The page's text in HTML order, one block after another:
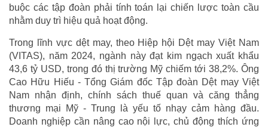
buộc các tập đoàn phải tính toán lại chiến lược toàn cầu
nhằm duy trì hiệu quả hoạt động.
Trong lĩnh vực dệt may, theo Hiệp hội Dệt may Việt Nam
(VITAS), năm 2024, ngành này đạt kim ngạch xuất khẩu
43,6 tỷ USD, trong đó thị trường Mỹ chiếm tới 38,2%. Ông
Cao Hữu Hiếu - Tổng Giám đốc Tập đoàn Dệt may Việt
Nam nhận định, chính sách thuế quan và căng thẳng
thương mại Mỹ - Trung là yếu tố nhạy cảm hàng đầu.
Doanh nghiệp cần nâng cao nội lực, chủ động thích ứng